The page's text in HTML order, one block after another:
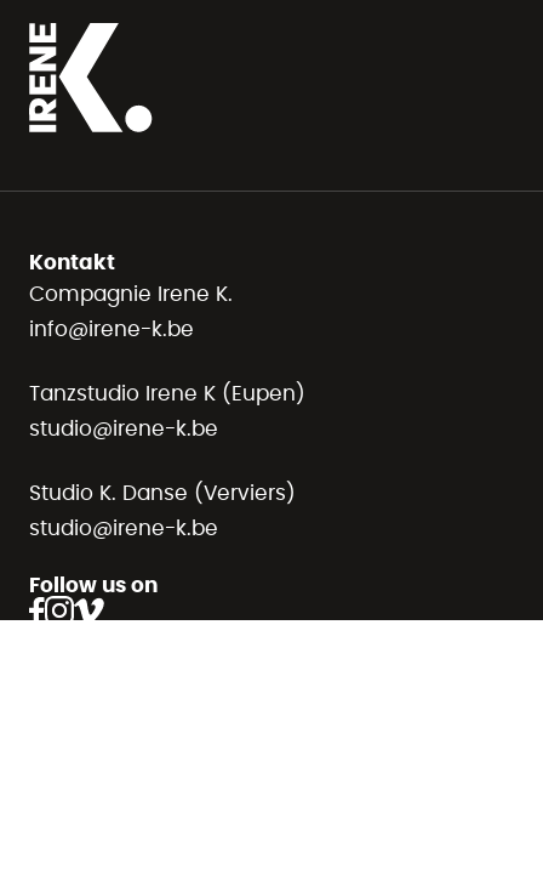
Kontakt
Compagnie Irene K.
info@irene-k.be
Tanzstudio Irene K (Eupen)
studio@irene-k.be
Studio K. Danse (Verviers)
studio@irene-k.be
Follow us on